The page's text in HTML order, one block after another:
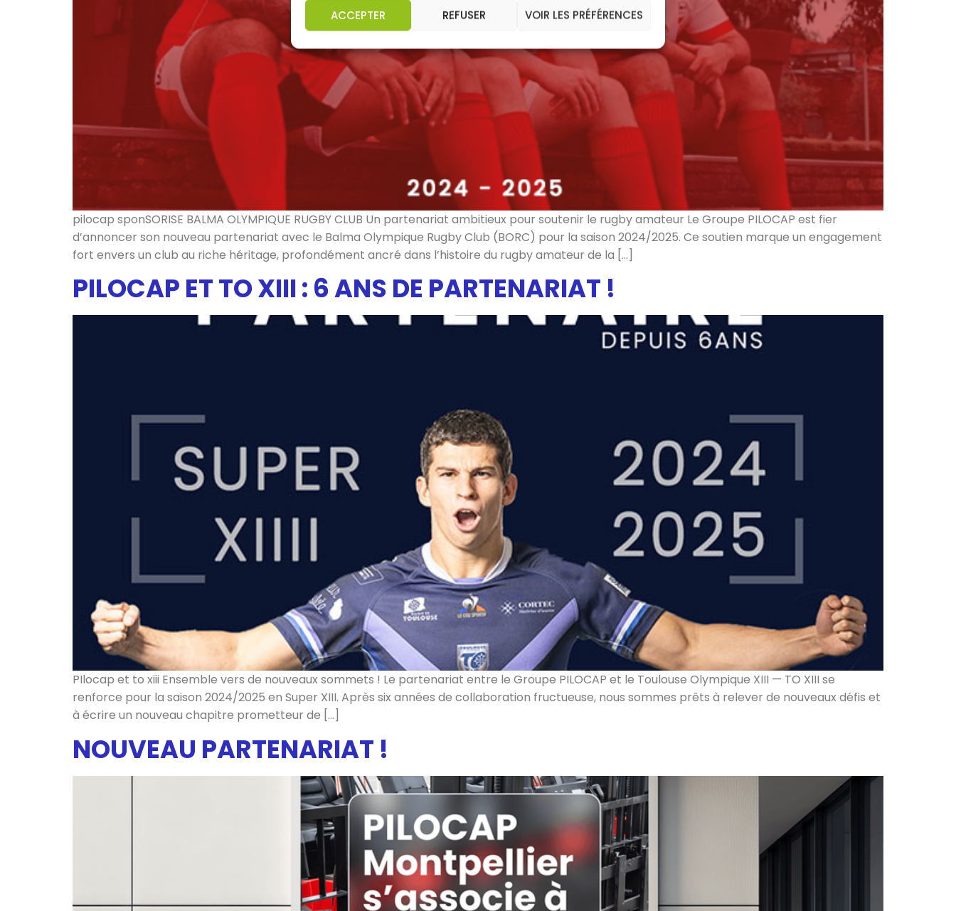
ACCEPTER REFUSER VOIR LES PRÉFÉRENCES
pilocap sponSORISE BALMA OLYMPIQUE RUGBY CLUB Un partenariat ambitieux pour soutenir le rugby amateur Le Groupe PILOCAP est fier
d’annoncer son nouveau partenariat avec le Balma Olympique Rugby Club (BORC) pour la saison 2024/2025. Ce soutien marque un engagement
fort envers un club au riche héritage, profondément ancré dans l’histoire du rugby amateur de la […]
PILOCAP ET TO XIII : 6 ANS DE PARTENARIAT !
PIlocap et to xiii Ensemble vers de nouveaux sommets ! Le partenariat entre le Groupe PILOCAP et le Toulouse Olympique XIII — TO XIII se
renforce pour la saison 2024/2025 en Super XIII. Après six années de collaboration fructueuse, nous sommes prêts à relever de nouveaux défis et
à écrire un nouveau chapitre prometteur de […]
NOUVEAU PARTENARIAT !